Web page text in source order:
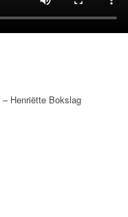
Henriëtte Bokslag